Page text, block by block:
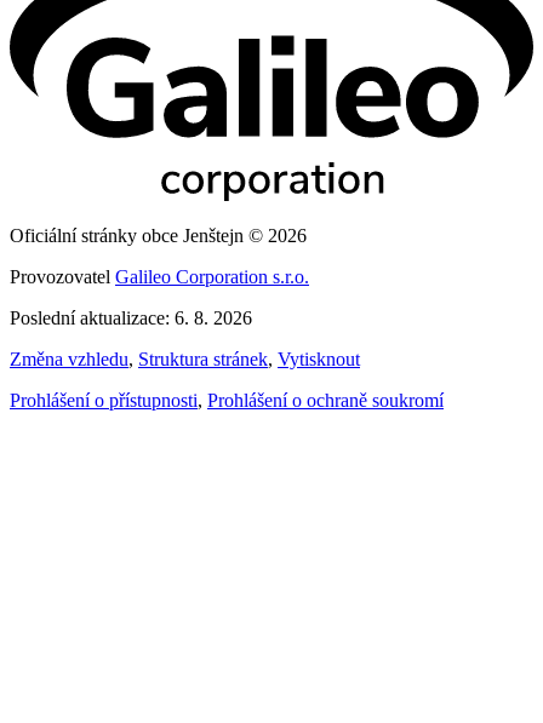
Oficiální stránky obce Jenštejn © 2026
Provozovatel Galileo Corporation s.r.o.
Poslední aktualizace: 6. 8. 2026
Změna vzhledu, Struktura stránek, Vytisknout
Prohlášení o přístupnosti, Prohlášení o ochraně soukromí